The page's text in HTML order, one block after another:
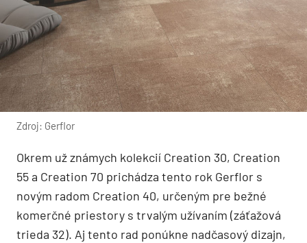
Zdroj: Gerflor
Okrem už známych kolekcií Creation 30, Creation
55 a Creation 70 prichádza tento rok Gerflor s
novým radom Creation 40, určeným pre bežné
komerčné priestory s trvalým užívaním (záťažová
trieda 32). Aj tento rad ponúkne nadčasový dizajn,